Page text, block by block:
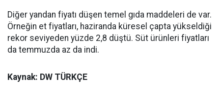
Diğer yandan fiyatı düşen temel gıda maddeleri de var.
Örneğin et fiyatları, haziranda küresel çapta yükseldiği
rekor seviyeden yüzde 2,8 düştü. Süt ürünleri fiyatları
da temmuzda az da indi.
Kaynak: DW TÜRKÇE